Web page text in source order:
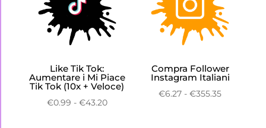
€445.09
Like Tik Tok:
Aumentare i Mi Piace
Tik Tok (10x + Veloce)
€0.99 - €43.20Fascia
Compra Follower
Instagram Italiani
€6.27 - €355.35Fascia